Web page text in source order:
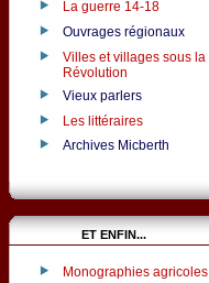
La guerre 14-18
Ouvrages régionaux
Villes et villages sous la
Révolution
Vieux parlers
Les littéraires
Archives Micberth
ET ENFIN...
Monographies agricoles